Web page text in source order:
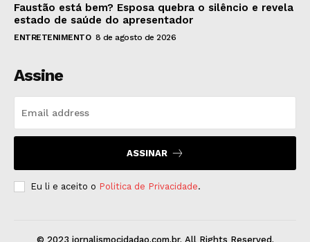
Faustão está bem? Esposa quebra o silêncio e revela
estado de saúde do apresentador
ENTRETENIMENTO 8 de agosto de 2026
Assine
ASSINAR
Eu li e aceito o Politica de Privacidade.
© 2023 jornalismocidadao.com.br. All Rights Reserved.